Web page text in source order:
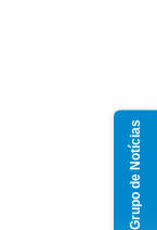
Grupo de Notícias